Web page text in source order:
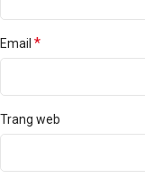
Email *
Trang web